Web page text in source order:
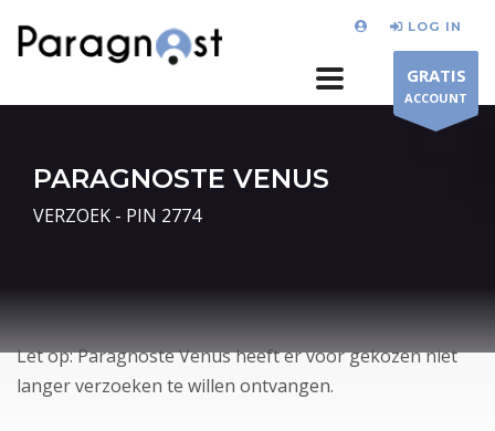
LOG IN
GRATIS
ACCOUNT
PARAGNOSTE VENUS
VERZOEK - PIN 2774
Let op: Paragnoste Venus heeft er voor gekozen niet
langer verzoeken te willen ontvangen.